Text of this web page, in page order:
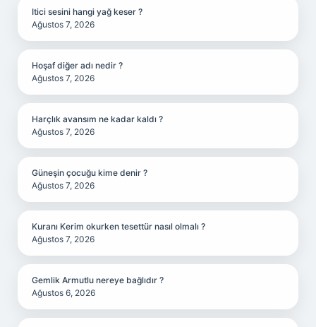
Itici sesini hangi yağ keser ?
Ağustos 7, 2026
Hoşaf diğer adı nedir ?
Ağustos 7, 2026
Harçlık avansım ne kadar kaldı ?
Ağustos 7, 2026
Güneşin çocuğu kime denir ?
Ağustos 7, 2026
Kuranı Kerim okurken tesettür nasıl olmalı ?
Ağustos 7, 2026
Gemlik Armutlu nereye bağlıdır ?
Ağustos 6, 2026